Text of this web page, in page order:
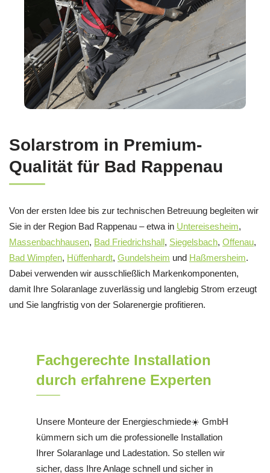
Solarstrom in Premium-
Qualität für Bad Rappenau
Von der ersten Idee bis zur technischen Betreuung begleiten wir
Sie in der Region Bad Rappenau – etwa in Untereisesheim,
Massenbachhausen, Bad Friedrichshall, Siegelsbach, Offenau,
Bad Wimpfen, Hüffenhardt, Gundelsheim und Haßmersheim.
Dabei verwenden wir ausschließlich Markenkomponenten,
damit Ihre Solaranlage zuverlässig und langlebig Strom erzeugt
und Sie langfristig von der Solarenergie profitieren.
Fachgerechte Installation
durch erfahrene Experten
Unsere Monteure der Energieschmiede☀️ GmbH
kümmern sich um die professionelle Installation
Ihrer Solaranlage und Ladestation. So stellen wir
sicher, dass Ihre Anlage schnell und sicher in